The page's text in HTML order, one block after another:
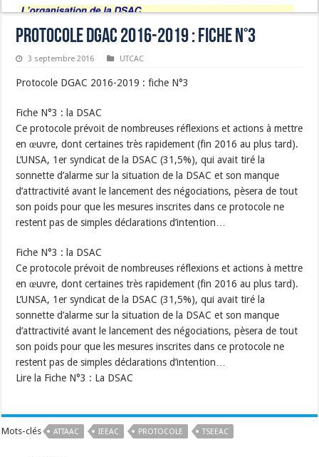
Protocole DGAC 2016-2019 : fiche N°3
3 septembre 2016 UTCAC
Protocole DGAC 2016-2019 : fiche N°3
Fiche N°3 : la DSAC
Ce protocole prévoit de nombreuses réflexions et actions à mettre
en œuvre, dont certaines très rapidement (fin 2016 au plus tard).
L’UNSA, 1er syndicat de la DSAC (31,5%), qui avait tiré la
sonnette d’alarme sur la situation de la DSAC et son manque
d’attractivité avant le lancement des négociations, pèsera de tout
son poids pour que les mesures inscrites dans ce protocole ne
restent pas de simples déclarations d’intention…
Fiche N°3 : la DSAC
Ce protocole prévoit de nombreuses réflexions et actions à mettre
en œuvre, dont certaines très rapidement (fin 2016 au plus tard).
L’UNSA, 1er syndicat de la DSAC (31,5%), qui avait tiré la
sonnette d’alarme sur la situation de la DSAC et son manque
d’attractivité avant le lancement des négociations, pèsera de tout
son poids pour que les mesures inscrites dans ce protocole ne
restent pas de simples déclarations d’intention…
Lire la Fiche N°3 : La DSAC
Mots-clés ATTAAC IEEAC PROTOCOLE TSEEAC